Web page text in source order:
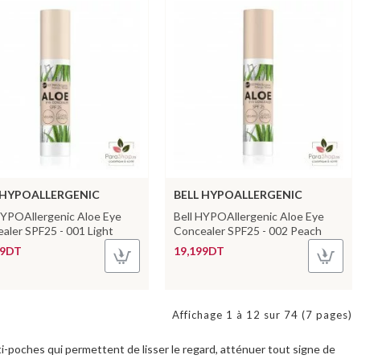
Aloe Eye
SPF25 - 001 Light
BELL HYPOALLERGENIC
Bell HYPOAllergenic Aloe Eye
Concealer SPF25 - 002 Peach
19,199DT
Affichage 1 à 12 sur 74 (7 pages)
poches qui permettent de lisser le regard, atténuer tout signe de